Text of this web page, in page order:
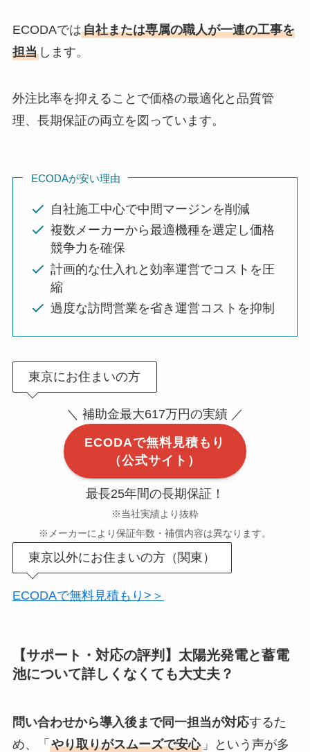
ECODAでは自社または専属の職人が一連の工事を
担当します。
外注比率を抑えることで価格の最適化と品質管
理、長期保証の両立を図っています。
ECODAが安い理由
自社施工中心で中間マージンを削減
複数メーカーから最適機種を選定し価格
競争力を確保
計画的な仕入れと効率運営でコストを圧
縮
過度な訪問営業を省き運営コストを抑制
東京にお住まいの方
＼ 補助金最大617万円の実績 ／
ECODAで無料見積もり
（公式サイト）
最長25年間の長期保証！
※当社実績より抜粋
※メーカーにより保証年数・補償内容は異なります。
東京以外にお住まいの方（関東）
ECODAで無料見積もり>＞
【サポート・対応の評判】太陽光発電と蓄電
池について詳しくなくても大丈夫？
問い合わせから導入後まで同一担当が対応するた
め、「 やり取りがスムーズで安心」という声が多